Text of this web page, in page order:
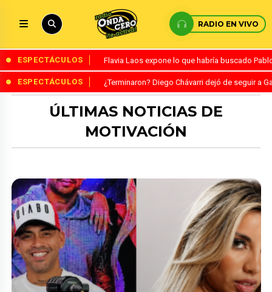
RADIO EN VIVO
ESPECTÁCULOS Flavia Laos expone lo que habría buscado
ESPECTÁCULOS ¿Terminaron? Diego Chávarri dejó de seguir a
ÚLTIMAS NOTICIAS DE
MOTIVACIÓN